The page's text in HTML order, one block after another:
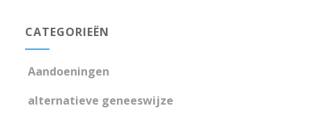
CATEGORIEËN
Aandoeningen
alternatieve geneeswijze